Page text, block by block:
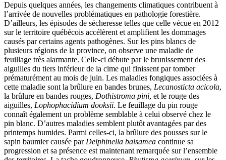
Depuis quelques années, les changements climatiques contribuent à
l’arrivée de nouvelles problématiques en pathologie forestière.
D’ailleurs, les épisodes de sécheresse telles que celle vécue en 2012
sur le territoire québécois accélèrent et amplifient les dommages
causés par certains agents pathogènes. Sur les pins blancs de
plusieurs régions de la province, on observe une maladie de
feuillage très alarmante. Celle-ci débute par le brunissement des
aiguilles du tiers inférieur de la cime qui finissent par tomber
prématurément au mois de juin. Les maladies fongiques associées à
cette maladie sont la brûlure en bandes brunes, Lecanosticta acicola,
la brûlure en bandes rouges, Dothistroma pini, et le rouge des
aiguilles, Lophophacidium dooksii. Le feuillage du pin rouge
connaît également un problème semblable à celui observé chez le
pin blanc. D’autres maladies semblent plutôt avantagées par des
printemps humides. Parmi celles-ci, la brûlure des pousses sur le
sapin baumier causée parDelphinella balsamea continue sa
progression et sa présence est maintenant remarquée sur l’ensemble